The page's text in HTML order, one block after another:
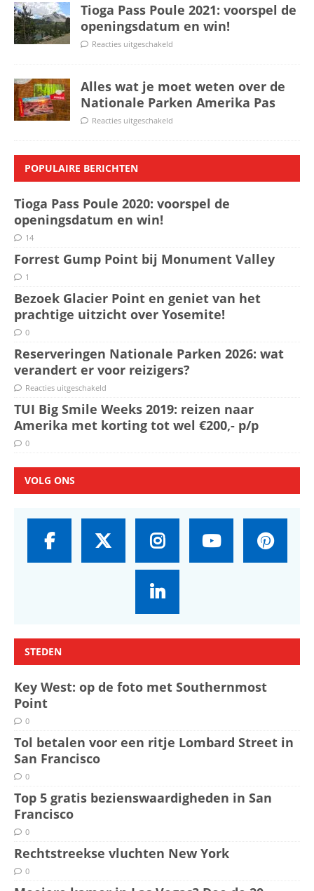
Tioga Pass Poule 2021: voorspel de
openingsdatum en win!
Reacties uitgeschakeld
Alles wat je moet weten over de
Nationale Parken Amerika Pas
Reacties uitgeschakeld
POPULAIRE BERICHTEN
Tioga Pass Poule 2020: voorspel de
openingsdatum en win!
14
Forrest Gump Point bij Monument Valley
1
Bezoek Glacier Point en geniet van het
prachtige uitzicht over Yosemite!
0
Reserveringen Nationale Parken 2026: wat
verandert er voor reizigers?
Reacties uitgeschakeld
TUI Big Smile Weeks 2019: reizen naar
Amerika met korting tot wel €200,- p/p
0
VOLG ONS
STEDEN
Key West: op de foto met Southernmost
Point
0
Tol betalen voor een ritje Lombard Street in
San Francisco
0
Top 5 gratis bezienswaardigheden in San
Francisco
0
Rechtstreekse vluchten New York
0